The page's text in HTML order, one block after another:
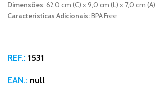
Dimensões: 62,0 cm (C) x 9,0 cm (L) x 7,0 cm (A)
Características Adicionais:BPA Free
REF.: 1531
EAN.: null